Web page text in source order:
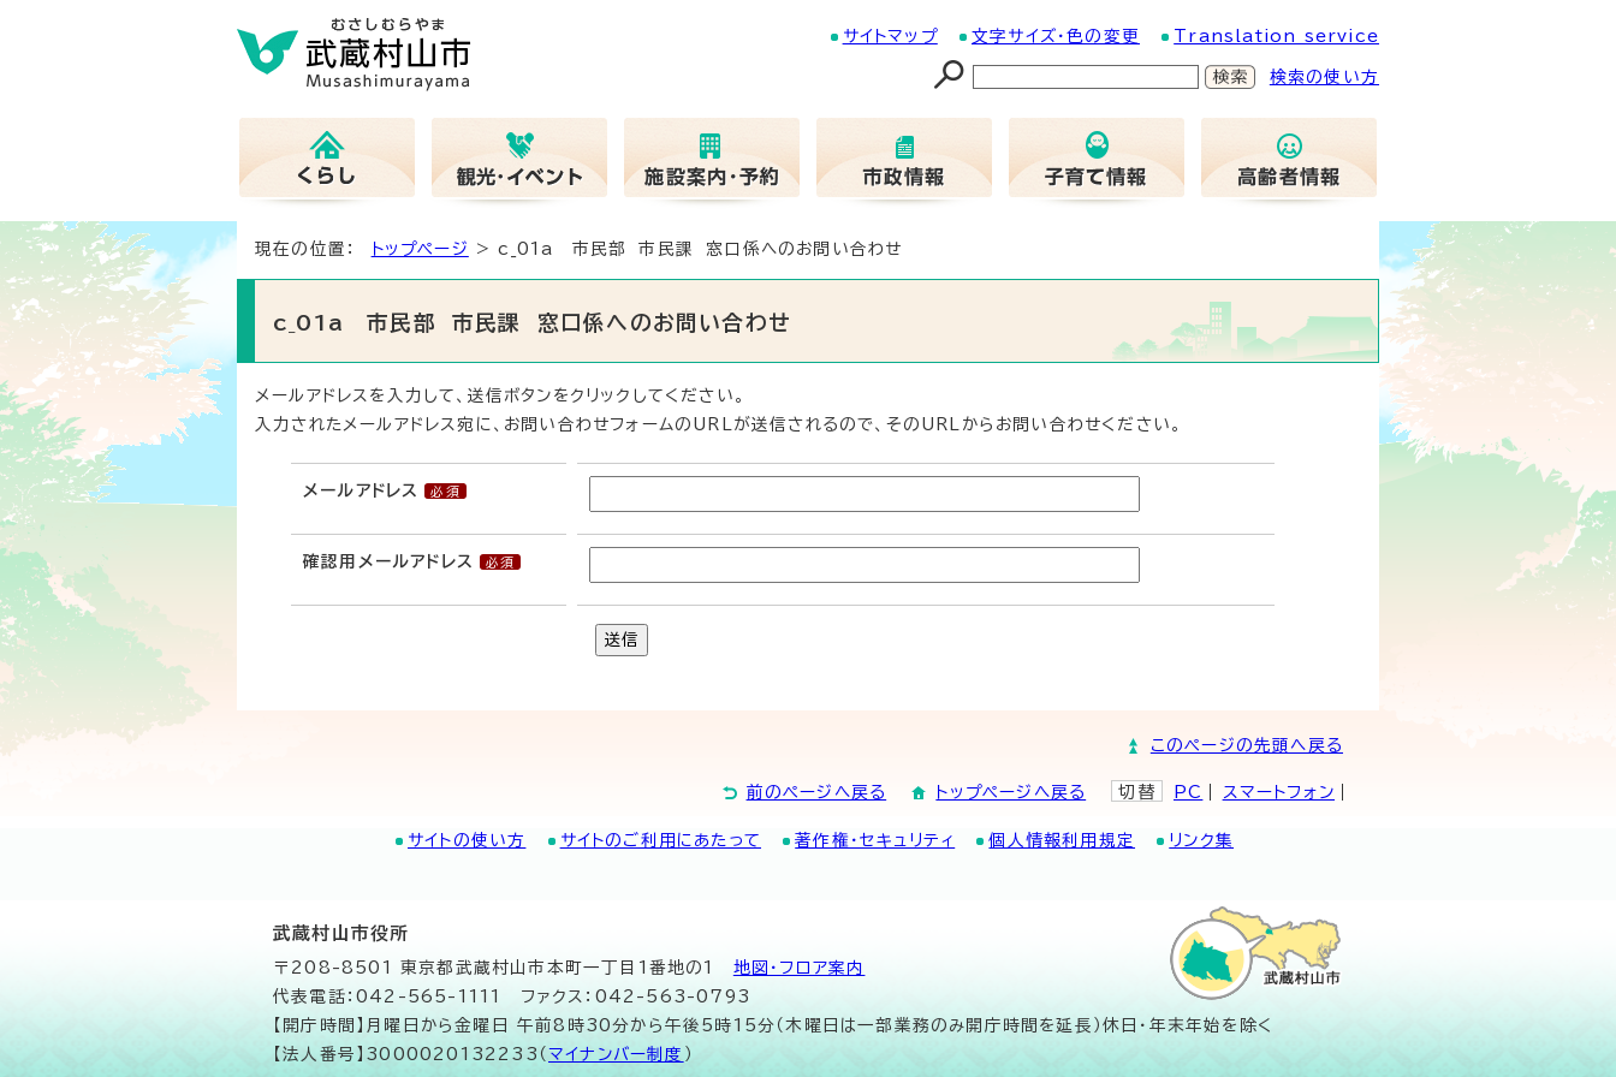
サイトマップ 文字サイズ・色の変更 Translation service
検索の使い方
現在の位置： トップページ > c_01a 市民部 市民課 窓口係へのお問い合わせ
c_01a 市民部 市民課 窓口係へのお問い合わせ
メールアドレスを入力して、送信ボタンをクリックしてください。
入力されたメールアドレス宛に、お問い合わせフォームのURLが送信されるので、そのURLからお問い合わせください。
メールアドレス
確認用メールアドレス
送信
このページの先頭へ戻る
前のページへ戻る トップページへ戻る 切替 PC スマートフォン
サイトの使い方 サイトのご利用にあたって 著作権・セキュリティ 個人情報利用規定 リンク集
武蔵村山市役所
〒208-8501 東京都武蔵村山市本町一丁目1番地の1 地図･フロア案内
代表電話：042-565-1111 ファクス：042-563-0793
【開庁時間】月曜日から金曜日 午前8時30分から午後5時15分（木曜日は一部業務のみ開庁時間を延長）休日・年末年始を除く
【法人番号】3000020132233（ マイナンバー制度 ）